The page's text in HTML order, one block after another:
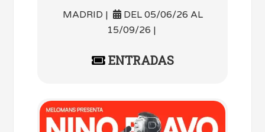
MADRID |
DEL 05/06/26 AL
15/09/26 |
ENTRADAS